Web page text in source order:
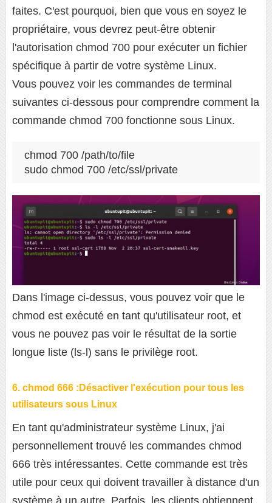
faites. C'est pourquoi, bien que vous en soyez le
propriétaire, vous devrez peut-être obtenir
l'autorisation chmod 700 pour exécuter un fichier
spécifique à partir de votre système Linux.
Vous pouvez voir les commandes de terminal
suivantes ci-dessous pour comprendre comment la
commande chmod 700 fonctionne sous Linux.
chmod 700 /path/to/file
sudo chmod 700 /etc/ssl/private
Dans l'image ci-dessus, vous pouvez voir que le
chmod est exécuté en tant qu'utilisateur root, et
vous ne pouvez pas voir le résultat de la sortie
longue liste (ls-l) sans le privilège root.
6. chmod 666 :Désactiver l'exécution pour tous les
utilisateurs sous Linux
En tant qu'administrateur système Linux, j'ai
personnellement trouvé les commandes chmod
666 très intéressantes. Cette commande est très
utile pour ceux qui doivent travailler à distance d'un